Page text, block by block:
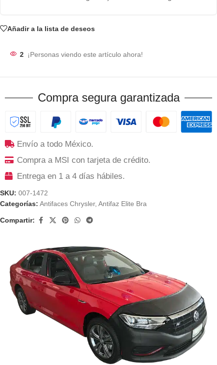
Añadir a la lista de deseos
2 ¡Personas viendo este artículo ahora!
Compra segura garantizada
Envío a todo México.
Compra a MSI con tarjeta de crédito.
Entrega en 1 a 4 días hábiles.
SKU: 007-1472
Categorías: Antifaces Chrysler, Antifaz Elite Bra
Compartir: